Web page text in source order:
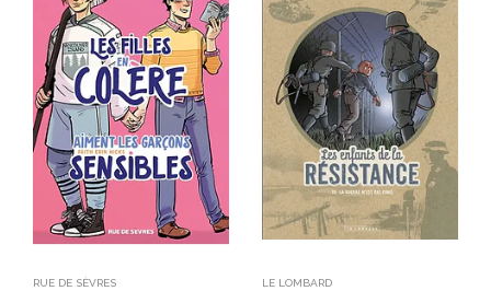
RUE DE SÈVRES LE LOMBARD